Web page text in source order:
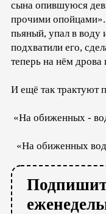
сына опившуюся
прочими опойцами».
пьяный, упал в воду
подхватили его,
теперь на нём дрова
И ещё так трактуют
«На обиженных -
«На обиженных